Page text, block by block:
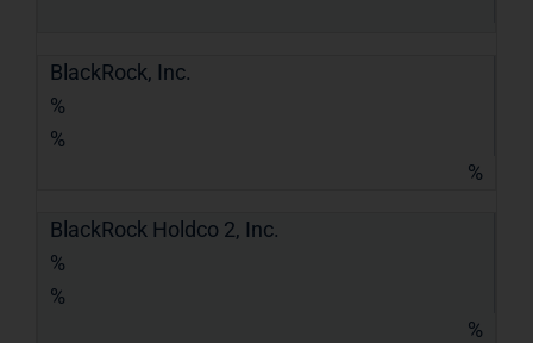
BlackRock, Inc.
%
%
%
BlackRock Holdco 2, Inc.
%
%
%